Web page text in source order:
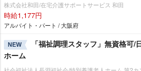
株式会社和田/在宅介護サポートサービス 和田
時給1,177円
アルバイト・パート / 大阪府
NEW
「福祉調理スタッフ」無資格可/
ホーム